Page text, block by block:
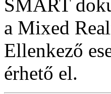
SMART
a Mixed
Ellenkező
érhető el.